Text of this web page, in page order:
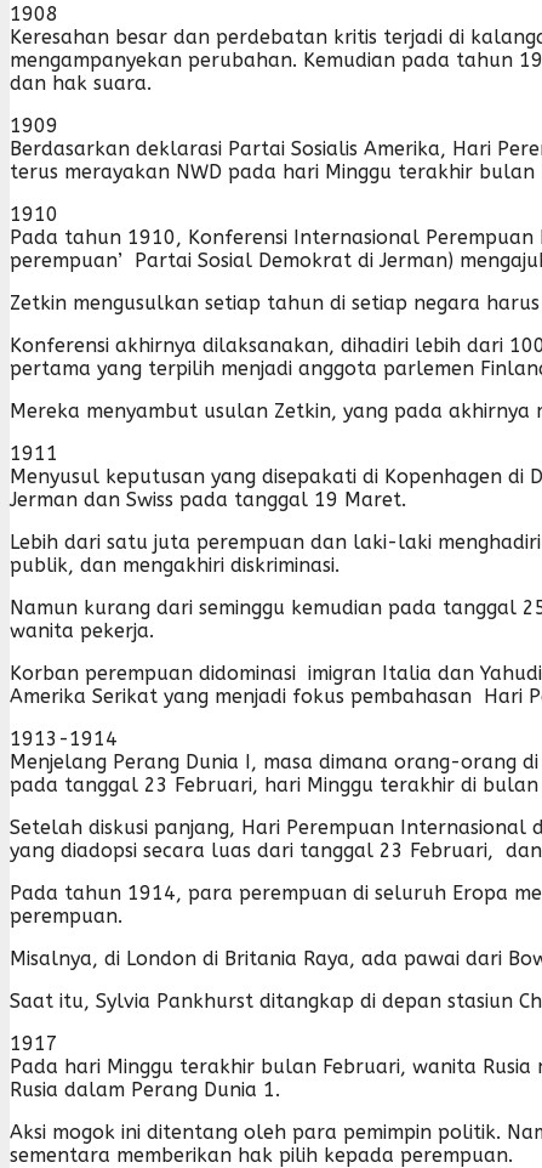
1908
Keresahan besar dan perdebatan kritis terjadi di
mengampanyekan perubahan. Kemudian pada tahun
dan hak suara.
1909
Berdasarkan deklarasi Partai Sosialis Amerika, Hari
terus merayakan NWD pada hari Minggu terakhir
1910
Pada tahun 1910, Konferensi Internasional Perempuan
perempuan’ Partai Sosial Demokrat di Jerman)
Zetkin mengusulkan setiap tahun di setiap negara
Konferensi akhirnya dilaksanakan, dihadiri lebih dari
pertama yang terpilih menjadi anggota parlemen
Mereka menyambut usulan Zetkin, yang pada
1911
Menyusul keputusan yang disepakati di Kopenhagen
Jerman dan Swiss pada tanggal 19 Maret.
Lebih dari satu juta perempuan dan laki-laki
publik, dan mengakhiri diskriminasi.
Namun kurang dari seminggu kemudian pada tanggal
wanita pekerja.
Korban perempuan didominasi imigran Italia dan
Amerika Serikat yang menjadi fokus pembahasan Hari
1913-1914
Menjelang Perang Dunia I, masa dimana orang-orang
pada tanggal 23 Februari, hari Minggu terakhir di bulan
Setelah diskusi panjang, Hari Perempuan
yang diadopsi secara luas dari tanggal 23 Februari,
Pada tahun 1914, para perempuan di seluruh Eropa
perempuan.
Misalnya, di London di Britania Raya, ada pawai dari
Saat itu, Sylvia Pankhurst ditangkap di depan stasiun
1917
Pada hari Minggu terakhir bulan Februari, wanita
Rusia dalam Perang Dunia 1.
Aksi mogok ini ditentang oleh para pemimpin politik.
sementara memberikan hak pilih kepada perempuan.